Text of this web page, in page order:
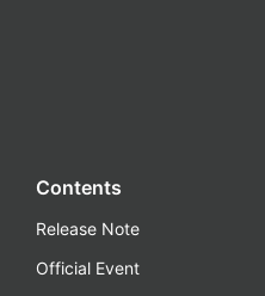
Contents
Release Note
Official Event